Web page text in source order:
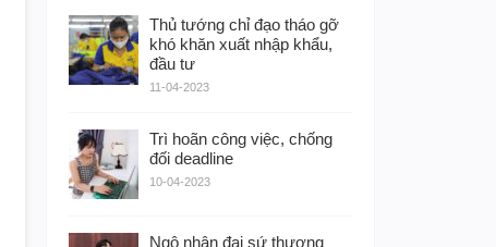
Thủ tướng chỉ đạo tháo gỡ
khó khăn xuất nhập khẩu,
đầu tư
11-04-2023
Trì hoãn công việc, chống
đối deadline
10-04-2023
Ngộ nhận đại sứ thương